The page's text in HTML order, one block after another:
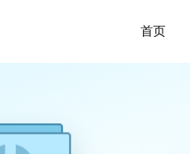
首页